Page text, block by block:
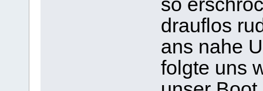
so
drauflos
ans nahe
folgte uns